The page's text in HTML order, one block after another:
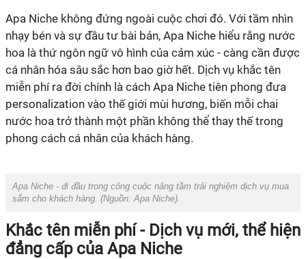
Apa Niche không đứng ngoài cuộc chơi đó. Với tầm nhìn
nhạy bén và sự đầu tư bài bản, Apa Niche hiểu rằng nước
hoa là thứ ngôn ngữ vô hình của cảm xúc - càng cần được
cá nhân hóa sâu sắc hơn bao giờ hết. Dịch vụ khắc tên
miễn phí ra đời chính là cách Apa Niche tiên phong đưa
personalization vào thế giới mùi hương, biến mỗi chai
nước hoa trở thành một phần không thể thay thế trong
phong cách cá nhân của khách hàng.
Apa Niche - đi đầu trong công cuộc nâng tầm trải nghiệm dịch vụ mua
sắm cho khách hàng. (Nguồn:Apa Niche).
Khắc tên miễn phí - Dịch vụ mới, thể hiện
đẳng cấp của Apa Niche